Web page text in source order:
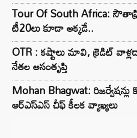
Tour Of South Africa:
టీ20లు కూడా అక్కడే..
OTR : కష్టాలు మావి, క్రెడిట్
నేతల అసంతృప్తి
Mohan Bhagwat:
ఆర్ఎస్ఎస్ చీఫ్ కీలక వ్యాఖ్యలు